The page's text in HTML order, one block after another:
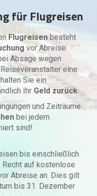
für Flugreisen
Flugreisenbesteht
vor Abreise.
Absage wegen
eine
Sie ein
Ihr Geld zurück.
und Zeiträume
bei jedem
sind!
bis einschließlich
auf kostenlose
Abreise an. Dies gilt
bis 31. Dezember